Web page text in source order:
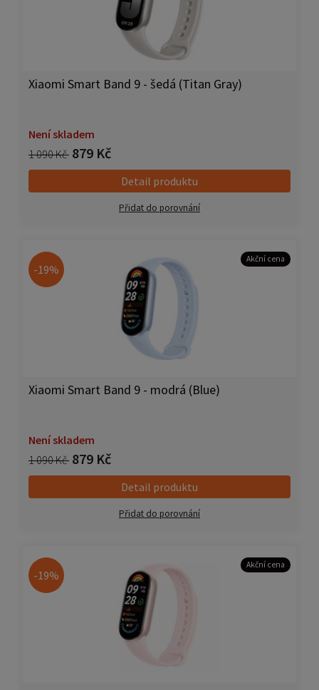
Xiaomi Smart Band 9 - šedá (Titan Gray)
Není skladem
1 090 Kč 879 Kč
Detail produktu
Přidat do porovnání
-19%
Akční cena
Xiaomi Smart Band 9 - modrá (Blue)
Není skladem
1 090 Kč 879 Kč
Detail produktu
Přidat do porovnání
-19%
Akční cena